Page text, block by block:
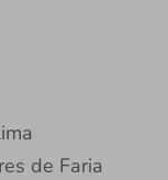
de Faria